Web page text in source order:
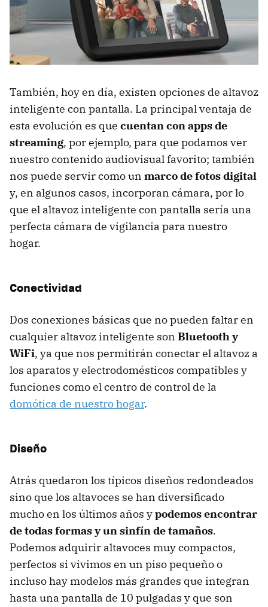
También, hoy en día, existen opciones de altavoz
inteligente con pantalla. La principal ventaja de
esta evolución es que cuentan con apps de
streaming, por ejemplo, para que podamos ver
nuestro contenido audiovisual favorito; también
nos puede servir como un marco de fotos digital
y, en algunos casos, incorporan cámara, por lo
que el altavoz inteligente con pantalla sería una
perfecta cámara de vigilancia para nuestro
hogar.
Conectividad
Dos conexiones básicas que no pueden faltar en
cualquier altavoz inteligente son Bluetooth y
WiFi, ya que nos permitirán conectar el altavoz a
los aparatos y electrodomésticos compatibles y
funciones como el centro de control de la
domótica de nuestro hogar.
Diseño
Atrás quedaron los típicos diseños redondeados
sino que los altavoces se han diversificado
mucho en los últimos años ypodemos encontrar
de todas formas y un sinfín de tamaños.
Podemos adquirir altavoces muy compactos,
perfectos si vivimos en un piso pequeño o
incluso hay modelos más grandes que integran
hasta una pantalla de 10 pulgadas y que son